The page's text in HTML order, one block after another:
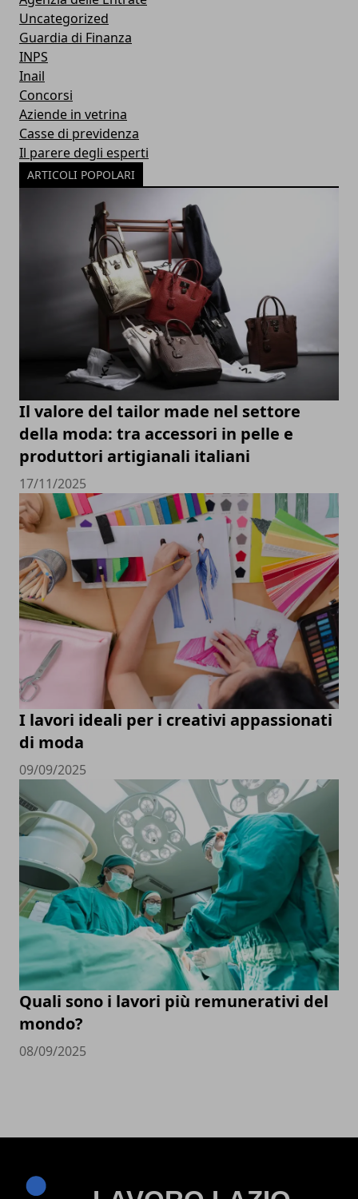
Uncategorized
Guardia di Finanza
INPS
Inail
Concorsi
Aziende in vetrina
Casse di previdenza
Il parere degli esperti
ARTICOLI POPOLARI
Il valore del tailor made nel settore
della moda: tra accessori in pelle e
produttori artigianali italiani
17/11/2025
I lavori ideali per i creativi appassionati
di moda
09/09/2025
Quali sono i lavori più remunerativi del
mondo?
08/09/2025